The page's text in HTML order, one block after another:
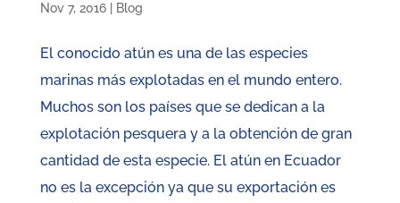
Nov 7, 2016| Blog
El conocido atún es una de las especies
marinas más explotadas en el mundo entero.
Muchos son los países que se dedican a la
explotación pesquera y a la obtención de gran
cantidad de esta especie. El atún en Ecuador
no es la excepción ya que su exportación es